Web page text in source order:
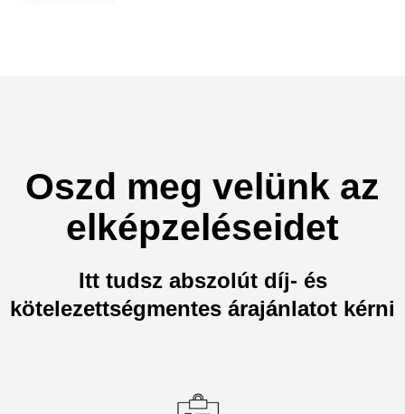
Oszd meg velünk az
elképzeléseidet
Itt tudsz abszolút díj- és
kötelezettségmentes árajánlatot kérni